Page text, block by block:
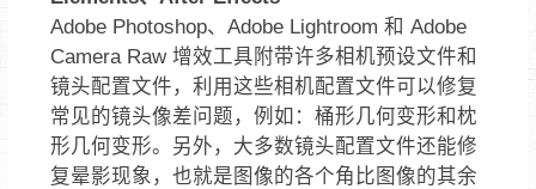
Adobe Photoshop、Adobe Lightroom 和 Adobe
Camera Raw 增效工具附带许多相机预设文件和
镜头配置文件，利用这些相机配置文件可以修复
常见的镜头像差问题，例如：桶形几何变形和枕
形几何变形。另外，大多数镜头配置文件还能修
复晕影现象，也就是图像的各个角比图像的其余